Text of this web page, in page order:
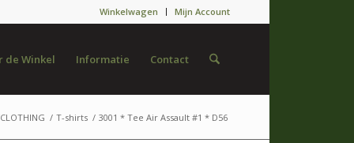
Winkelwagen Mijn Account
de Winkel Informatie Contact
/ T-shirts / 3001 * Tee Air Assault #1 * D56